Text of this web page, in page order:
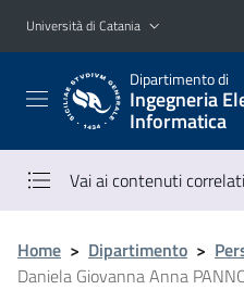
Vai al contenuto principale
Vai al menu di navigazione
Università di Catania
Dipartimento di
Ingegneria
Informatica
Vai ai contenuti correlati
Home > Dipartimento >
Daniela Giovanna Anna